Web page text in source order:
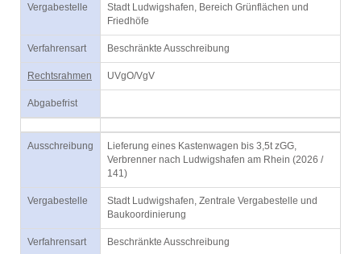
Vergabestelle
Stadt Ludwigshafen, Bereich Grünflächen und
Friedhöfe
Verfahrensart Beschränkte Ausschreibung
Rechtsrahmen UVgO/VgV
Abgabefrist
Ausschreibung
Lieferung eines Kastenwagen bis 3,5t zGG,
Verbrenner nach Ludwigshafen am Rhein (2026 /
141)
Vergabestelle
Stadt Ludwigshafen, Zentrale Vergabestelle und
Baukoordinierung
Verfahrensart Beschränkte Ausschreibung